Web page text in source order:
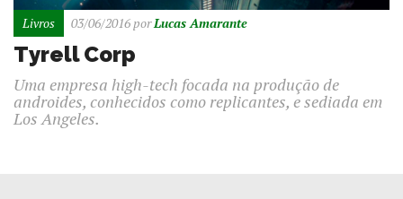
Livros 03/06/2016 por Lucas Amarante
Tyrell Corp
Uma empresa high-tech focada na produção de
androides, conhecidos como replicantes, e sediada em
Los Angeles.